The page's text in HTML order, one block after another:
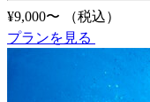
¥9,000〜
（税込）
プランを見る